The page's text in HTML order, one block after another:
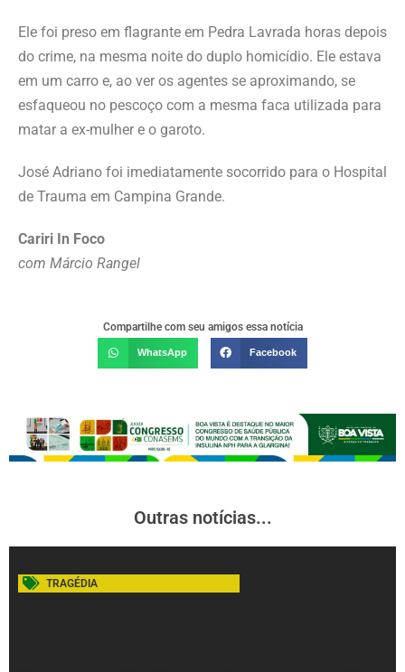
Ele foi preso em flagrante em Pedra Lavrada horas depois
do crime, na mesma noite do duplo homicídio. Ele estava
em um carro e, ao ver os agentes se aproximando, se
esfaqueou no pescoço com a mesma faca utilizada para
matar a ex-mulher e o garoto.
José Adriano foi imediatamente socorrido para o Hospital
de Trauma em Campina Grande.
Cariri In Foco
com Márcio Rangel
Compartilhe com seu amigos essa notícia
WhatsApp Facebook
Outras notícias...
TRAGÉDIA